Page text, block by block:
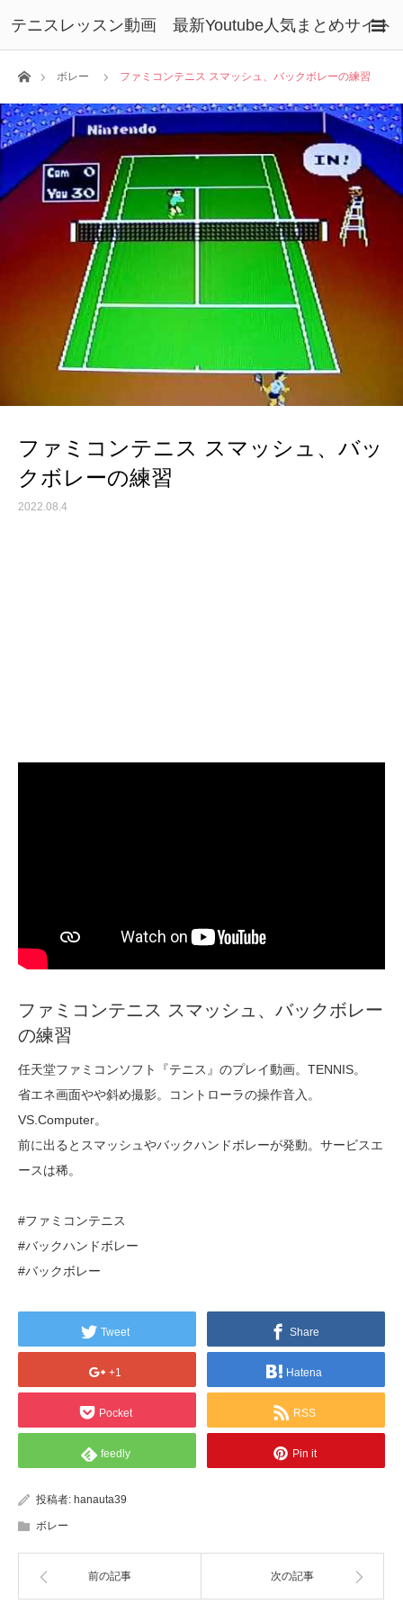
テニスレッスン動画 最新Youtube人気まとめサイト
ホームボレー ファミコンテニス スマッシュ、バックボレーの練習
ファミコンテニス スマッシュ、バッ
クボレーの練習
2022.08.4
ファミコンテニス スマッシュ、バックボレー
の練習
任天堂ファミコンソフト『テニス』のプレイ動画。TENNIS。
省エネ画面やや斜め撮影。コントローラの操作音入。
VS.Computer。
前に出るとスマッシュやバックハンドボレーが発動。サービスエ
ースは稀。
#ファミコンテニス
#バックハンドボレー
#バックボレー
Tweet Share
+1 Hatena
Pocket RSS
feedly Pin it
投稿者: hanauta39
ボレー
前の記事 次の記事